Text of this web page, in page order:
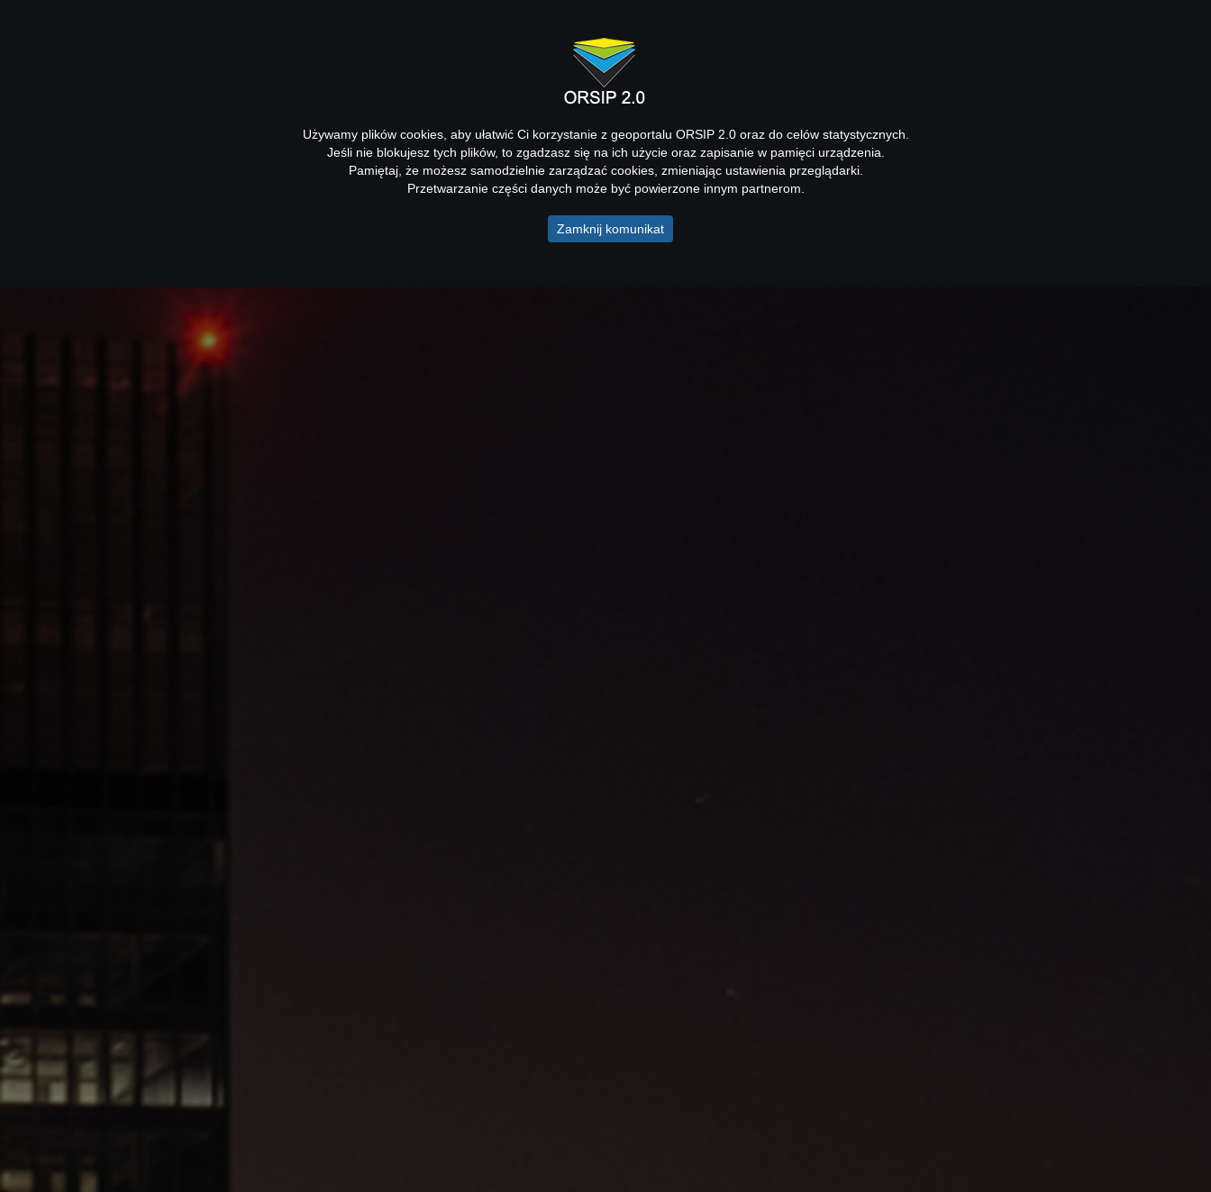
Używamy plików cookies, aby ułatwić Ci korzystanie z geoportalu ORSIP 2.0 oraz do celów statystycznych.
Jeśli nie blokujesz tych plików, to zgadzasz się na ich użycie oraz zapisanie w pamięci urządzenia.
Pamiętaj, że możesz samodzielnie zarządzać cookies, zmieniając ustawienia przeglądarki.
Przetwarzanie części danych może być powierzone innym partnerom.
Zamknij komunikat